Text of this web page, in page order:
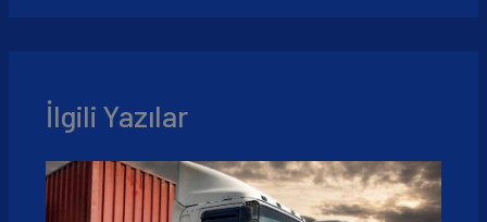
İlgili Yazılar